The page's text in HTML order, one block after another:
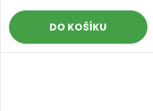
DO KOŠÍKU